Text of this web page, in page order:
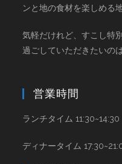
ンと地の食材を楽しめる
気軽だけれど、すこし特
過ごしていただきたいの
営業時間
ランチタイム 11:30~14:30
ディナータイム